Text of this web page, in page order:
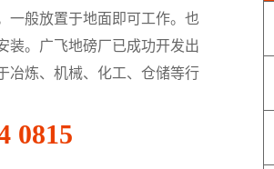
一般放置于地面即可工作。也
装。广飞地磅厂已成功开发出
冶炼、机械、化工、仓储等行
0815